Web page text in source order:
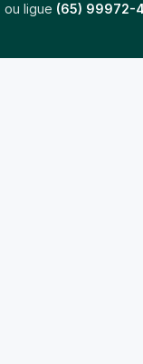
ou ligue (65) 99972-